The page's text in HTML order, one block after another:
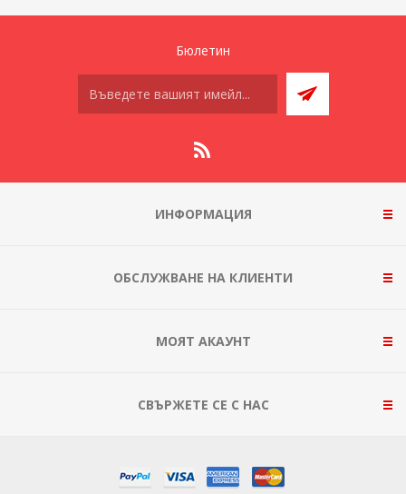
Бюлетин
ИНФОРМАЦИЯ
ОБСЛУЖВАНЕ НА КЛИЕНТИ
МОЯТ АКАУНТ
СВЪРЖЕТЕ СЕ С НАС